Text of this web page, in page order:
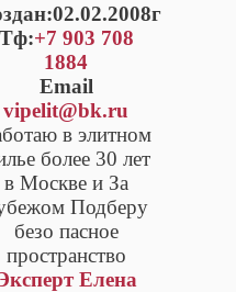
Тф:+7 903 708
1884
Email
vipelit@bk.ru
в элитном
более 30 лет
в Москве и За
Подберу
безо пасное
пространство
Елена